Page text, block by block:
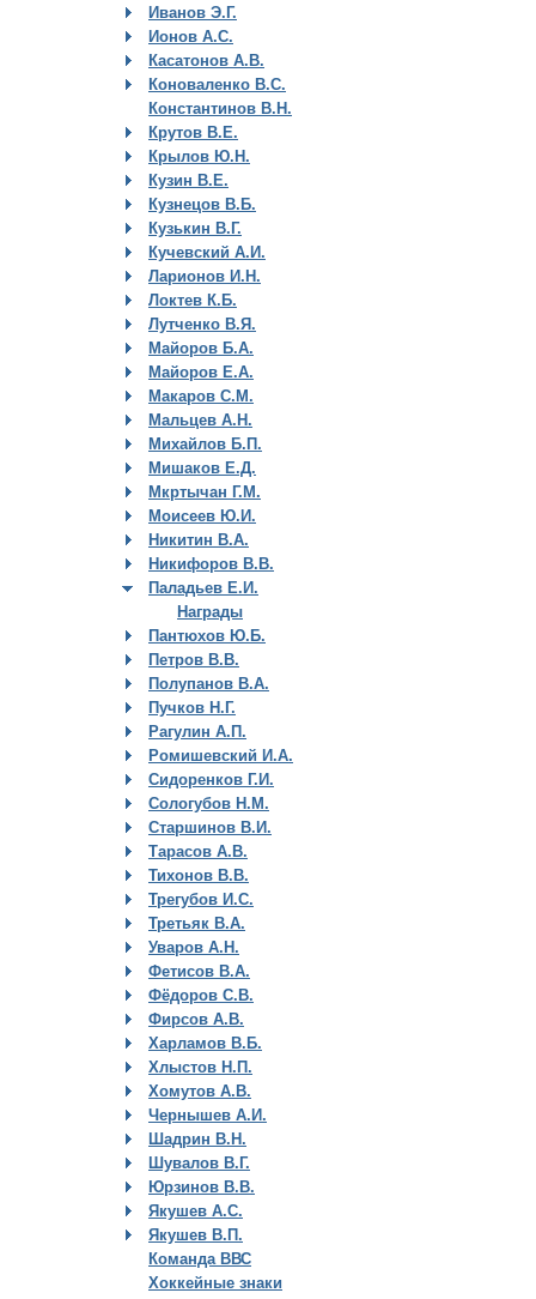
Иванов Э.Г.
Ионов А.С.
Касатонов А.В.
Коноваленко В.С.
Константинов В.Н.
Крутов В.Е.
Крылов Ю.Н.
Кузин В.Е.
Кузнецов В.Б.
Кузькин В.Г.
Кучевский А.И.
Ларионов И.Н.
Локтев К.Б.
Лутченко В.Я.
Майоров Б.А.
Майоров Е.А.
Макаров С.М.
Мальцев А.Н.
Михайлов Б.П.
Мишаков Е.Д.
Мкртычан Г.М.
Моисеев Ю.И.
Никитин В.А.
Никифоров В.В.
Паладьев Е.И.
Награды
Пантюхов Ю.Б.
Петров В.В.
Полупанов В.А.
Пучков Н.Г.
Рагулин А.П.
Ромишевский И.А.
Сидоренков Г.И.
Сологубов Н.М.
Старшинов В.И.
Тарасов А.В.
Тихонов В.В.
Трегубов И.С.
Третьяк В.А.
Уваров А.Н.
Фетисов В.А.
Фёдоров С.В.
Фирсов А.В.
Харламов В.Б.
Хлыстов Н.П.
Хомутов А.В.
Чернышев А.И.
Шадрин В.Н.
Шувалов В.Г.
Юрзинов В.В.
Якушев А.С.
Якушев В.П.
Команда ВВС
Хоккейные знаки